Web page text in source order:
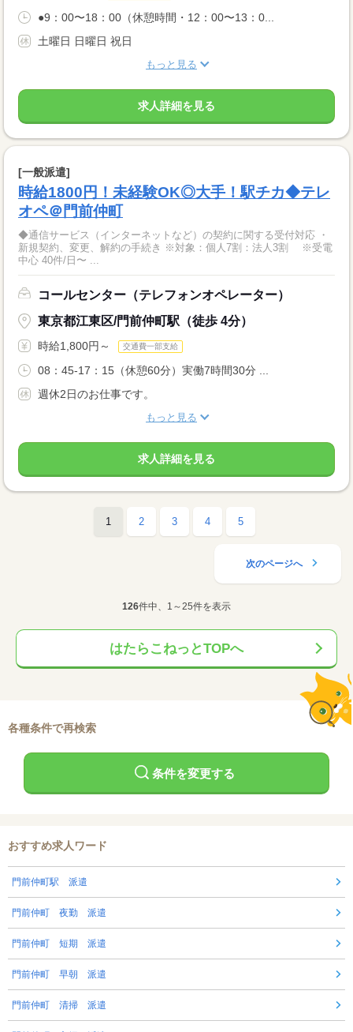
●9：00〜18：00（休憩時間・12：00〜13：0...
土曜日 日曜日 祝日
もっと見る
求人詳細を見る
[一般派遣]
時給1800円！未経験OK◎大手！駅チカ◆テレ
オペ＠門前仲町
◆通信サービス（インターネットなど）の契約に関する受付対応 ・
新規契約、変更、解約の手続き ※対象：個人7割：法人3割 ※受電
中心 40件/日〜 ...
コールセンター（テレフォンオペレーター）
東京都江東区/門前仲町駅（徒歩 4分）
時給1,800円～ 交通費一部支給
08：45-17：15（休憩60分）実働7時間30分 ...
週休2日のお仕事です。
もっと見る
求人詳細を見る
1 2 3 4 5
次のページへ
126件中、1～25件を表示
はたらこねっとTOPへ
各種条件で再検索
条件を変更する
おすすめ求人ワード
門前仲町駅 派遣
門前仲町 夜勤 派遣
門前仲町 短期 派遣
門前仲町 早朝 派遣
門前仲町 清掃 派遣